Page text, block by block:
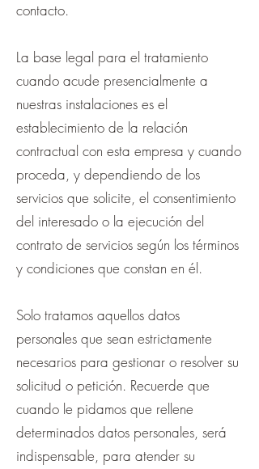
contacto.
La base legal para el tratamiento
cuando acude presencialmente a
nuestras instalaciones es el
establecimiento de la relación
contractual con esta empresa y cuando
proceda, y dependiendo de los
servicios que solicite, el consentimiento
del interesado o la ejecución del
contrato de servicios según los términos
y condiciones que constan en él.
Solo tratamos aquellos datos
personales que sean estrictamente
necesarios para gestionar o resolver su
solicitud o petición. Recuerde que
cuando le pidamos que rellene
determinados datos personales, será
indispensable, para atender su